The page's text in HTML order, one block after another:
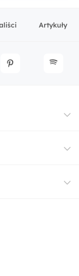
Artykuły